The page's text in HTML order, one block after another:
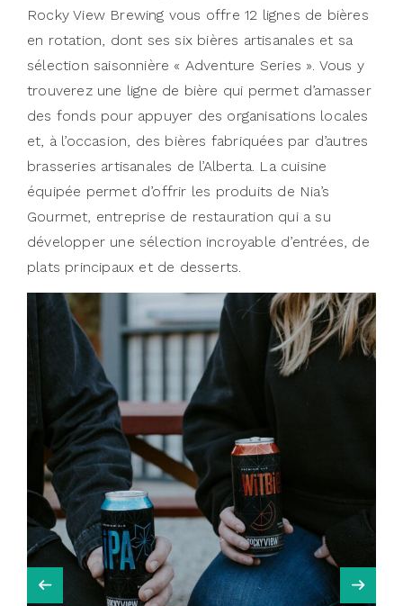
Rocky View Brewing vous offre 12 lignes de bières
en rotation, dont ses six bières artisanales et sa
sélection saisonnière « Adventure Series ». Vous y
trouverez une ligne de bière qui permet d’amasser
des fonds pour appuyer des organisations locales
et, à l’occasion, des bières fabriquées par d’autres
brasseries artisanales de l’Alberta. La cuisine
équipée permet d’offrir les produits de Nia’s
Gourmet, entreprise de restauration qui a su
développer une sélection incroyable d’entrées, de
plats principaux et de desserts.